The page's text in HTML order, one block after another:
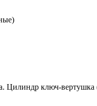
Цилиндр ключ-вертушка